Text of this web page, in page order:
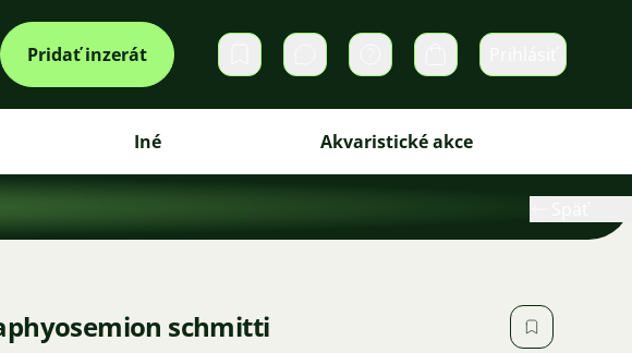
Pridať inzerát Súkromné správy Košík
Iné Akvaristické akce
schmitti